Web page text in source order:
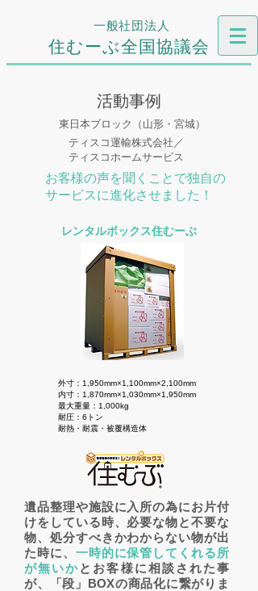
住むーぶ全国協議会
一般社団法人
活動事例
東日本ブロック（山形・宮城）
ティスコ運輸株式会社／
ティスコホームサービス
お客様の声を聞くことで独自の
サービスに進化させました！
レンタルボックス住むーぶ
外寸：1,950mm×1,100mm×2,100mm
内寸：1,870mm×1,030mm×1,950mm
最大重量：1,000kg
耐圧：6トン
耐熱・耐震・被覆構造体
遺品整理や施設に入所の為にお片付
けをしている時、必要な物と不要な
物、処分すべきかわからない物が出
た時に、 一時的に保管してくれる所
が無いかとお客様に相談された事
が、「段」BOXの商品化に繋がりま